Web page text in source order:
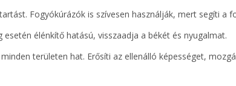
Fogyókúrázók is szívesen használják, mert segíti a
esetén élénkítő hatású, visszaadja a békét és nyugalmat.
területen hat. Erősíti az ellenálló képességet,